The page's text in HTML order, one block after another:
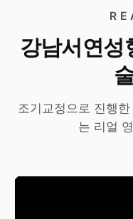
강남서연성
조기교정으로 진행
는 리얼